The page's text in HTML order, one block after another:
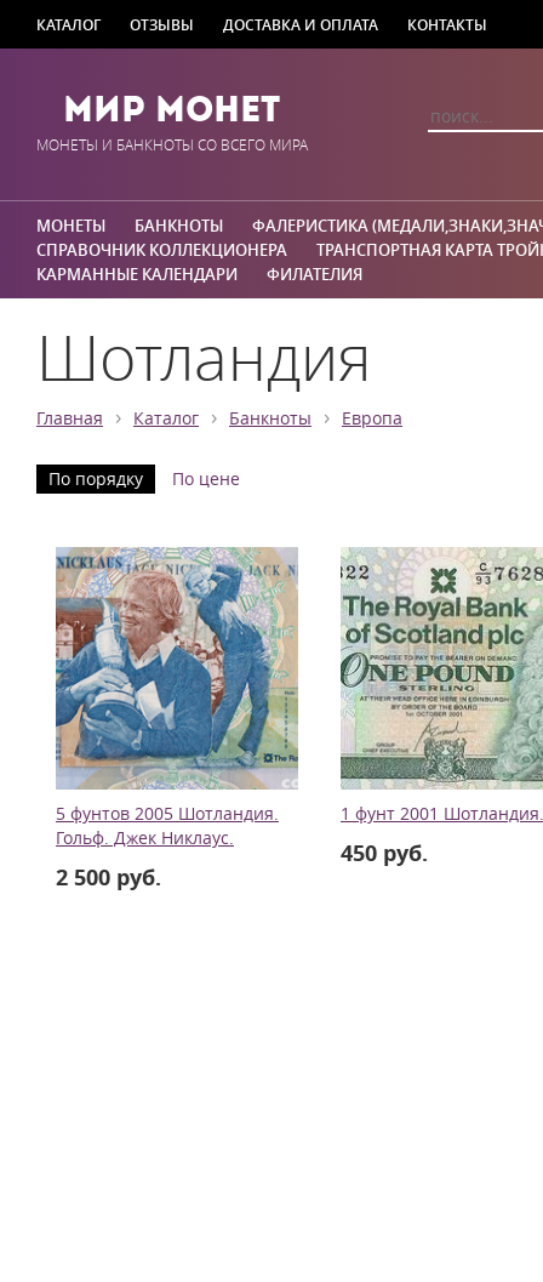
КАТАЛОГ ОТЗЫВЫ ДОСТАВКА И ОПЛАТА КОНТАКТЫ
Мир Монет
МОНЕТЫ И БАНКНОТЫ СО ВСЕГО МИРА
МОНЕТЫ БАНКНОТЫ
ФАЛЕРИСТИКА
СПРАВОЧНИК КОЛЛЕКЦИОНЕРА
ТРАНСПОРТНАЯ КАРТА
КАРМАННЫЕ КАЛЕНДАРИ
ФИЛАТЕЛИЯ
Шотландия
Главная › Каталог › Банкноты › Европа
По порядку По цене
5 фунтов 2005 Шотландия.
Гольф. Джек Никлаус.
2 500 руб.
1 фунт 2001 Шотландия.
450 руб.